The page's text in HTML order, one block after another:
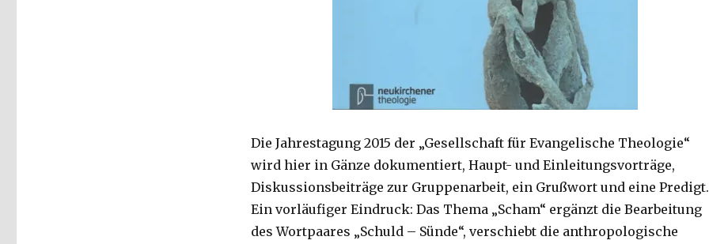
Die Jahrestagung 2015 der „Gesellschaft für Evangelische Theologie“
wird hier in Gänze dokumentiert, Haupt- und Einleitungsvorträge,
Diskussionsbeiträge zur Gruppenarbeit, ein Grußwort und eine Predigt.
Ein vorläufiger Eindruck: Das Thema „Scham“ ergänzt die Bearbeitung
des Wortpaares „Schuld – Sünde“, verschiebt die anthropologische